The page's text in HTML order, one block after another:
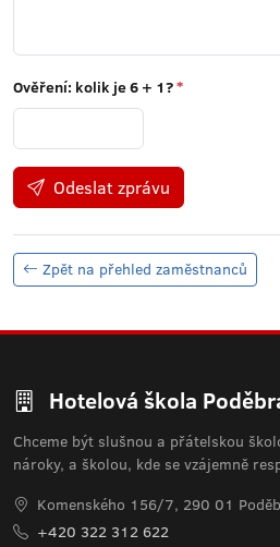
Ověření: kolik je6 + 1?*
Odeslat zprávu
Zpět na přehled zaměstnanců
Hotelová škola
Chceme být slušnou a přátelskou
nároky, a školou, kde se vzájemně
Komenského 156/7, 290 01
+420 322 312 622